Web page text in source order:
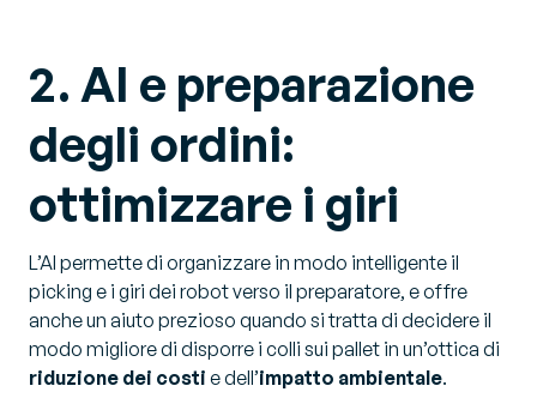
2. AI e preparazione
degli ordini:
ottimizzare i giri
L’AI permette di organizzare in modo intelligente il
picking e i giri dei robot verso il preparatore, e offre
anche un aiuto prezioso quando si tratta di decidere il
modo migliore di disporre i colli sui pallet in un’ottica di
riduzione dei costi e dell’impatto ambientale.